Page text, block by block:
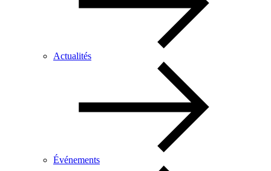
Actualités
Événements